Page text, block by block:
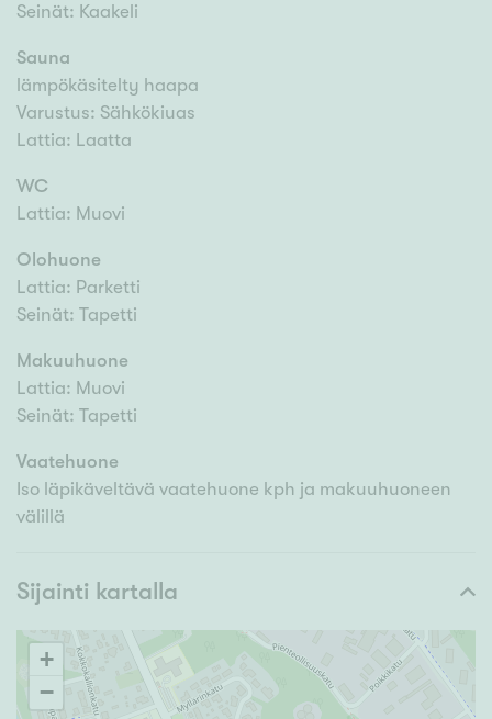
Seinät: Kaakeli
Sauna
lämpökäsitelty haapa
Varustus: Sähkökiuas
Lattia: Laatta
WC
Lattia: Muovi
Olohuone
Lattia: Parketti
Seinät: Tapetti
Makuuhuone
Lattia: Muovi
Seinät: Tapetti
Vaatehuone
Iso läpikäveltävä vaatehuone kph ja makuuhuoneen
välillä
Sijainti kartalla
+
−